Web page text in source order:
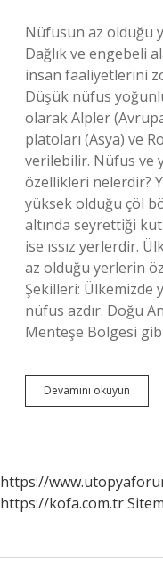
Nüfusun az olduğu
Dağlık ve engebeli
insan faaliyetlerini
Düşük nüfus
olarak Alpler
platoları (Asya) ve
verilebilir. Nüfus ve
özellikleri nelerdir?
yüksek olduğu çöl
altında seyrettiği
ise ıssız yerlerdir.
az olduğu yerlerin
Şekilleri: Ülkemizde
nüfus azdır. Doğu
Menteşe Bölgesi
Devamını okuyun
Az
https://
https://kofa.com.tr